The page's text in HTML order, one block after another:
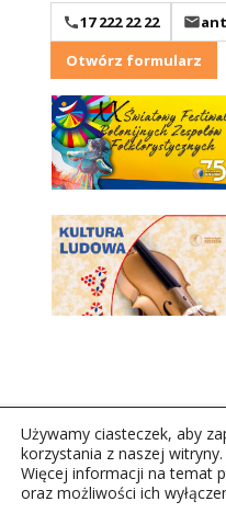
17 222 22 22
Otwórz formularz
Copyright © 2026Polskie
Używamy ciasteczek, aby
korzystania z naszej witryny.
Więcej informacji na temat
oraz możliwości ich